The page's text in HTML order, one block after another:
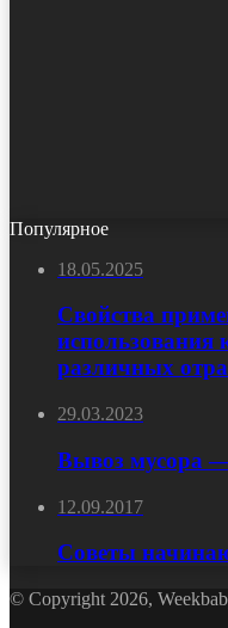
Популярное
18.05.2025
Свойства
использования
различных
29.03.2023
Вывоз мусора —
12.09.2017
Советы
© Copyright 2026,